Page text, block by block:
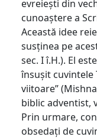
evreiești din
cunoaștere a
Această idee
susținea pe
sec. I î.H.). El
însușit cuvintele
viitoare”
biblic adventist,
Prin urmare,
obsedați de